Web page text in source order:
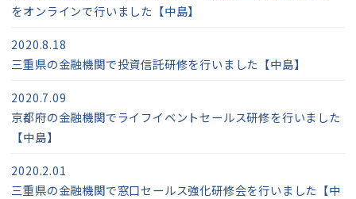
をオンラインで行いました【中島】
三重県の金融機関で投資信託研修を行いました【中島】
2020.8.18
京都府の金融機関でライフイベントセールス研修を行いました
【中島】
2020.7.09
三重県の金融機関で窓口セールス強化研修会を行いました【中
2020.2.01